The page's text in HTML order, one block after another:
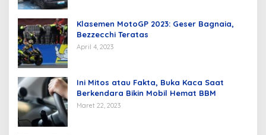
Klasemen MotoGP 2023: Geser Bagnaia,
Bezzecchi Teratas
April 4, 2023
Ini Mitos atau Fakta, Buka Kaca Saat
Berkendara Bikin Mobil Hemat BBM
Maret 22, 2023